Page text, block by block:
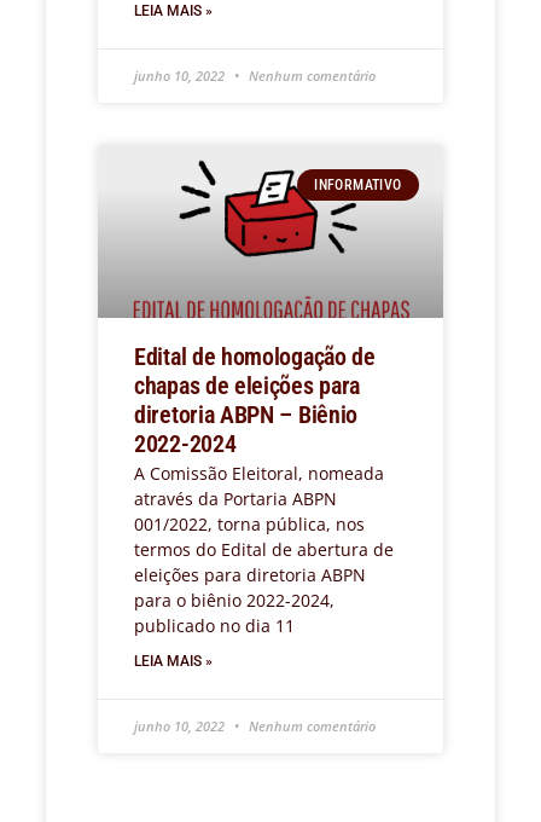
LEIA MAIS »
junho 10, 2022 Nenhum comentário
INFORMATIVO
Edital de homologação de
chapas de eleições para
diretoria ABPN – Biênio
2022-2024
A Comissão Eleitoral, nomeada
através da Portaria ABPN
001/2022, torna pública, nos
termos do Edital de abertura de
eleições para diretoria ABPN
para o biênio 2022-2024,
publicado no dia 11
LEIA MAIS »
junho 10, 2022 Nenhum comentário